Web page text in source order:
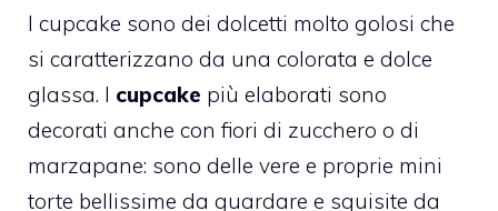
I cupcake sono dei dolcetti molto golosi che
si caratterizzano da una colorata e dolce
glassa. I cupcake più elaborati sono
decorati anche con fiori di zucchero o di
marzapane: sono delle vere e proprie mini
torte bellissime da guardare e squisite da